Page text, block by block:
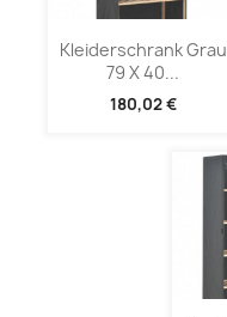
Kleiderschrank Grau
79 X 40...
180,02 €